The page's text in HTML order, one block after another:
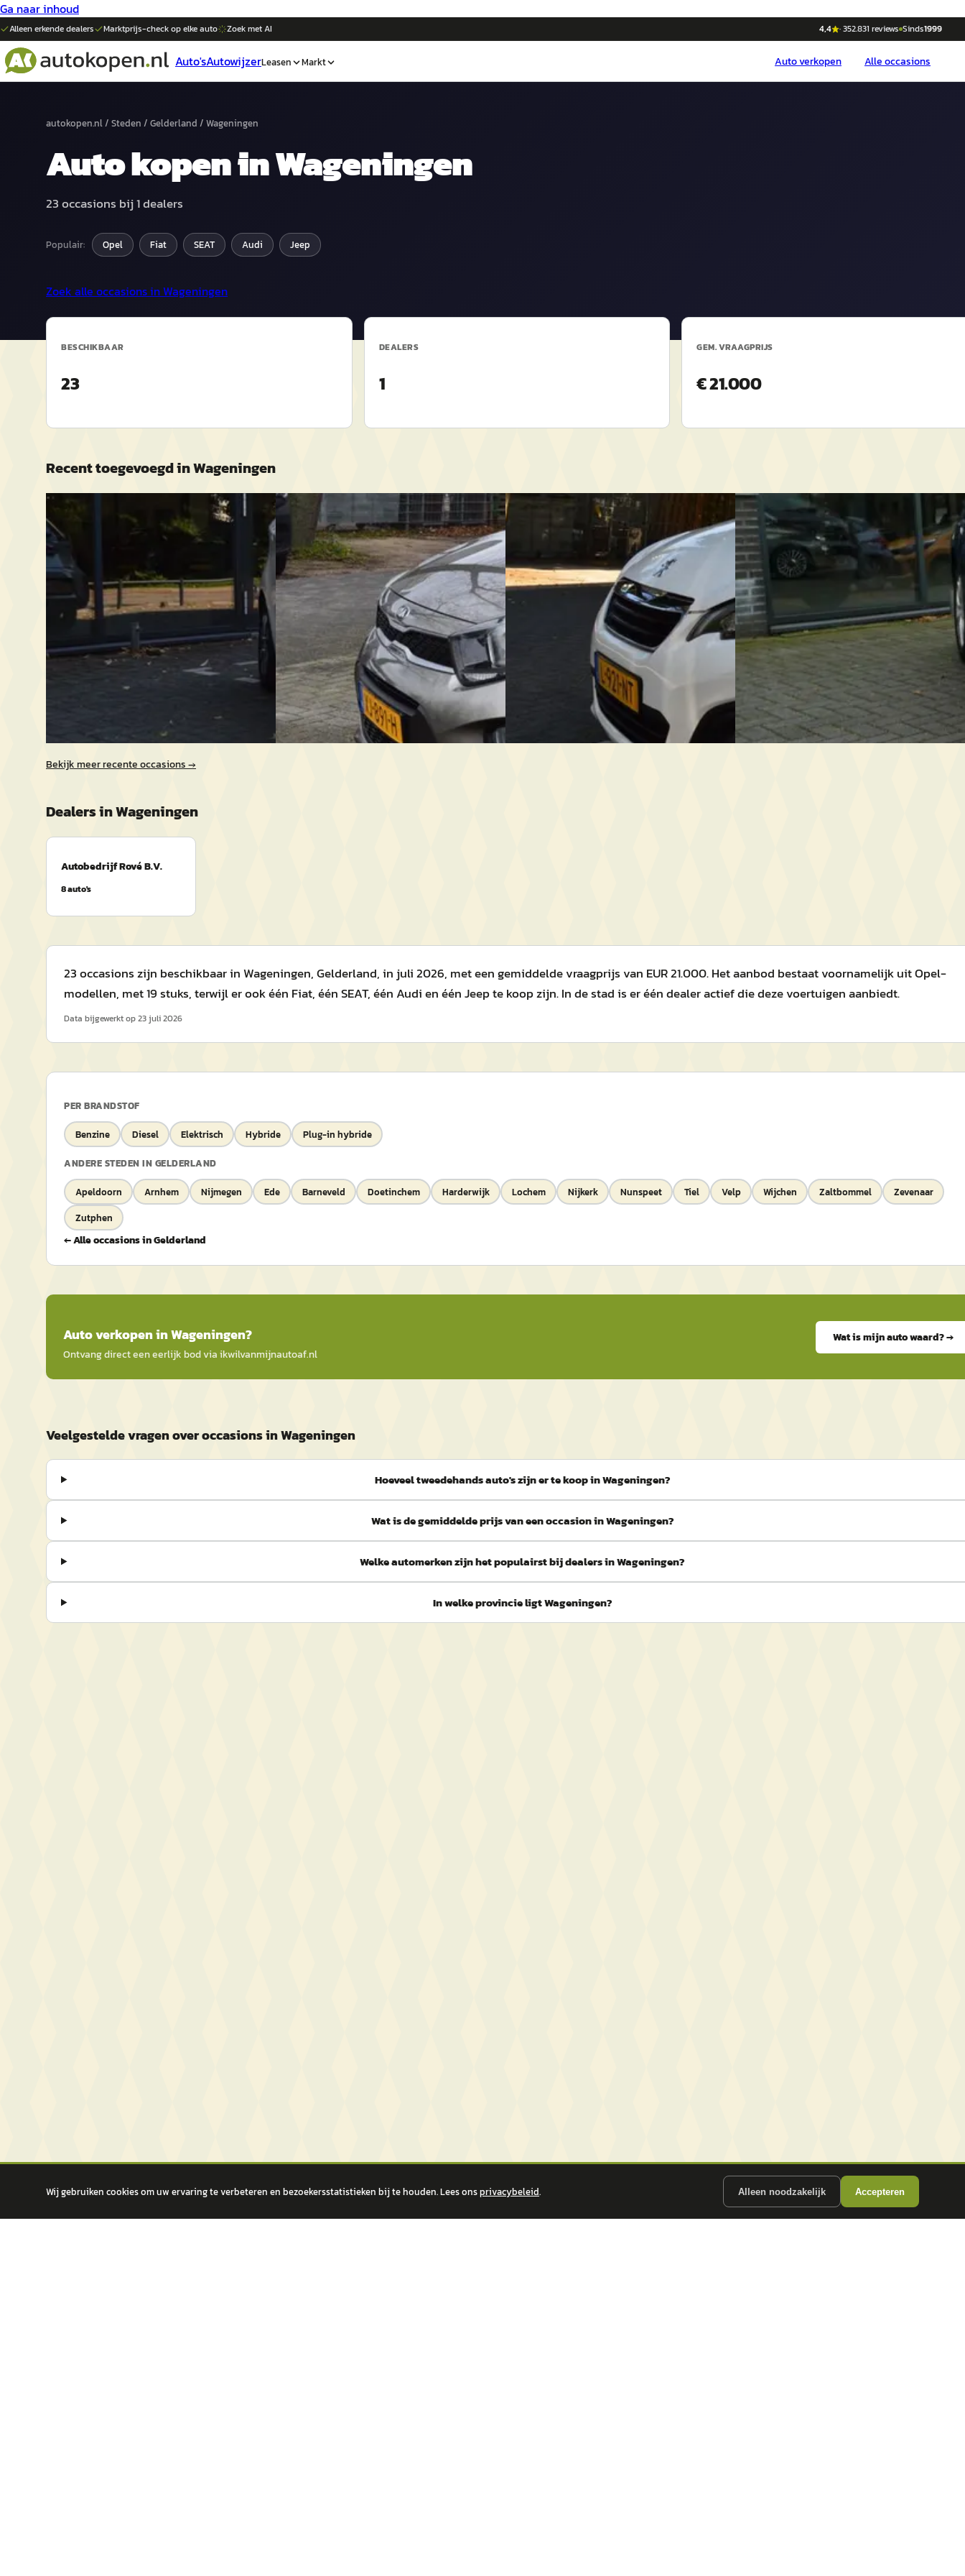
Ga naar inhoud
Alleen erkende dealers Marktprijs-check op elkeauto Zoek met AI 4,4 ·352.831 reviews Sinds1999
Auto'sAutowijzerLeasen Markt Autoverkopen Alle occasions
autokopen.nl/ Steden / Gelderland / Wageningen
Autokopen inWageningen
23occasions bij1dealers
Populair: Opel Fiat SEAT Audi Jeep
Zoek alle occasions inWageningen
BESCHIKBAAR
23
DEALERS
1
GEM. VRAAGPRIJS
€ 21.000
Recent toegevoegd inWageningen
Kia Picanto
1.0 CVVT EconomyPlusLine
€ 6.650
v.a. € 141/mnd
Scherp geprijsd
2016 · 131.767 km · Benzine · Handgeschakeld
Autobedrijf Rové B.V.· Wageningen
Bekijk aanbieding →
Kia Picanto 2019
1.0 CVVT EconomyPlusLine
€ 9.950
v.a. € 211/mnd
Scherp geprijsd
2019 · 72.475 km · Benzine · Handgeschakeld
Autobedrijf Rové B.V.· Wageningen
Bekijk aanbieding →
Vergelijk
Peugeot 108 2021
1.0 e-VTi Active
€ 7.950
v.a. € 169/mnd
2021 · 142.730 km · Benzine · Handgeschakeld
Autobedrijf Rové B.V.· Wageningen
Bekijk aanbieding →
SEAT Leon·2018
1.6 TDI Style Navi Lmv Cv
€ 9.950
v.a. € 211/mnd
Scherp geprijsd
2018 · 170.914 km · Diesel · Handgeschakeld
Autobedrijf Rové B.V. · Wageningen
Bekijk aanbieding →
Vergelijk
Bekijk meer recente occasions →
Dealers inWageningen
Autobedrijf Rové B.V.
8auto's
23 occasions zijn beschikbaar in Wageningen, Gelderland, in juli 2026, met een gemiddelde vraagprijs van EUR 21.000. Het aanbod bestaat voornamelijk uit Opel-
modellen, met 19 stuks, terwijl er ook één Fiat, één SEAT, één Audi en één Jeep te koop zijn. In de stad is er één dealer actief die deze voertuigen aanbiedt.
Data bijgewerkt op23 juli 2026
PER BRANDSTOF
Benzine Diesel Elektrisch Hybride Plug-in hybride
ANDERE STEDEN IN GELDERLAND
Apeldoorn Arnhem Nijmegen Ede Barneveld Doetinchem Harderwijk Lochem Nijkerk Nunspeet Tiel Velp Wijchen Zaltbommel
Zevenaar
Zutphen
← Alle occasions inGelderland
Autoverkopen inWageningen?
Ontvang direct een eerlijk bod viaikwilvanmijnautoaf.nl
Wat is mijn auto waard? →
Veelgestelde vragen over occasions in Wageningen
Hoeveel tweedehands auto's zijn er te koop in Wageningen?
Wat is de gemiddelde prijs van een occasion in Wageningen?
Welke automerken zijn het populairst bij dealers in Wageningen?
In welke provincie ligt Wageningen?
Wij gebruiken cookies om uw ervaring te verbeteren en bezoekersstatistieken bij te houden. Lees onsprivacybeleid. Alleen noodzakelijk Accepteren